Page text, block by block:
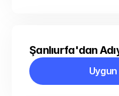
Şanlıurfa'dan
Uygun